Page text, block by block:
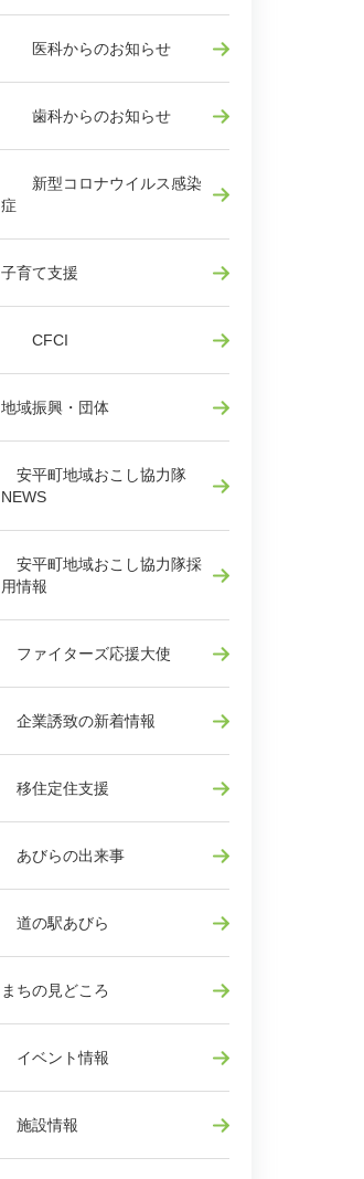
医科からのお知らせ
歯科からのお知らせ
新型コロナウイルス感染
症
子育て支援
CFCI
地域振興・団体
安平町地域おこし協力隊
NEWS
安平町地域おこし協力隊採
用情報
ファイターズ応援大使
企業誘致の新着情報
移住定住支援
あびらの出来事
道の駅あびら
まちの見どころ
イベント情報
施設情報